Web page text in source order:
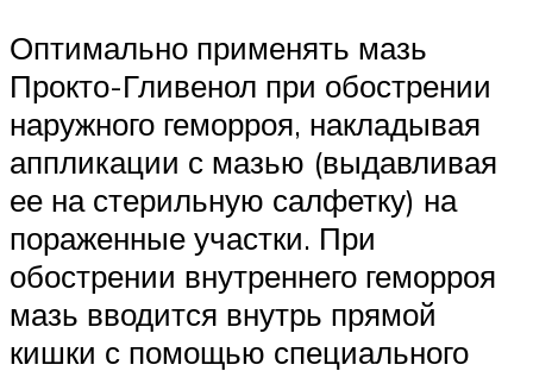
Оптимально применять мазь
Прокто-Гливенол при обострении
наружного геморроя, накладывая
аппликации с мазью (выдавливая
ее на стерильную салфетку) на
пораженные участки. При
обострении внутреннего геморроя
мазь вводится внутрь прямой
кишки с помощью специального